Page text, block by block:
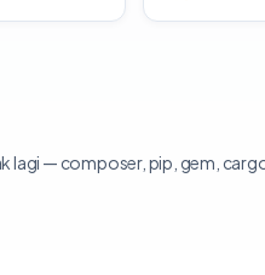
lagi — composer, pip, gem,